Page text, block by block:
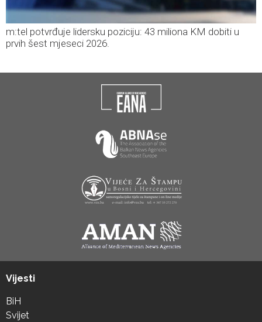
m:tel potvrđuje lidersku poziciju: 43 miliona KM dobiti u
prvih šest mjeseci 2026.
Vijesti
BiH
Svijet